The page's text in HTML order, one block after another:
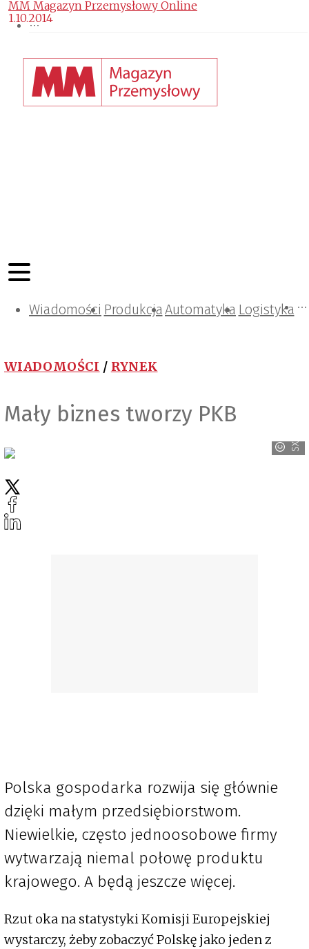
Wiadomości ProdukcjaAutomatyka Logistyka
Projektowanie i konstrukcje
Zarządzanie i IT
Tematy specjalne
WIADOMOŚCI / RYNEK
Mały biznes tworzy PKB
SXC
MM Magazyn Przemysłowy Online
1.10.2014
Polska gospodarka rozwija się głównie
dzięki małym przedsiębiorstwom.
Niewielkie, często jednoosobowe firmy
wytwarzają niemal połowę produktu
krajowego. A będą jeszcze więcej.
Rzut oka na statystyki Komisji Europejskiej
wystarczy, żeby zobaczyć Polskę jako jeden z